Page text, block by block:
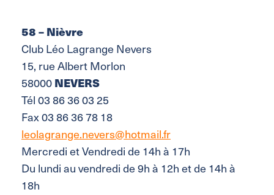
58 – Nièvre
Club Léo Lagrange Nevers
15, rue Albert Morlon
58000 NEVERS
Tél 03 86 36 03 25
Fax 03 86 36 78 18
leolagrange.nevers@hotmail.fr
Mercredi et Vendredi de 14h à 17h
Du lundi au vendredi de 9h à 12h et de 14h à
18h